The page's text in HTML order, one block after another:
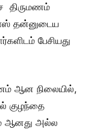
திருமணம்
தன்னுடைய
பேசியது
ஆன நிலையில்,
குழந்தை
ஆனது அல்ல